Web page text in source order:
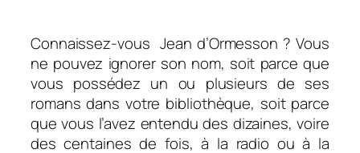
Connaissez-vous Jean d’Ormesson ? Vous
ne pouvez ignorer son nom, soit parce que
vous possédez un ou plusieurs de ses
romans dans votre bibliothèque, soit parce
que vous l’avez entendu des dizaines, voire
des centaines de fois, à la radio ou à la